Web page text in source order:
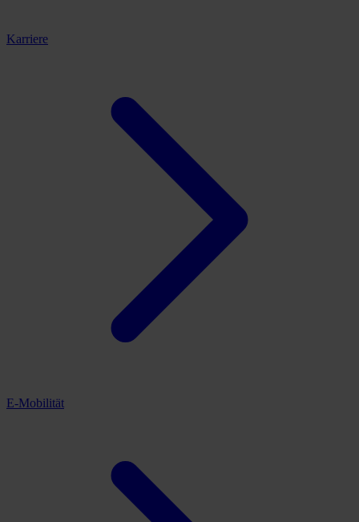
Karriere
E-Mobilität